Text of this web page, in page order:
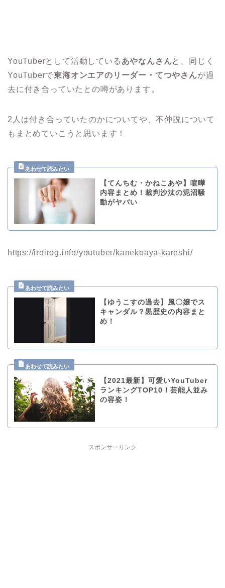
YouTuberとして活動している あやなんさんと、同じく
YouTuberで東海オンエアのリーダー・てつやさんが過
去に付き合っていたとの噂があります。
2人は付き合っていたのかについてや、不仲説について
もまとめていこうと思います！
【てんちむ・かねこあや】喧嘩
内容まとめ！裁判沙汰の泥沼騒
動がヤバい
https://iroirog.info/youtuber/kanekoaya-kareshi/
【ゆうこすの過去】風〇嬢でス
キャンダル？黒歴史の内容まと
め！
【2021最新】可愛いYouTuber
ランキングTOP10！芸能人並み
の容姿！
スポンサーリンク